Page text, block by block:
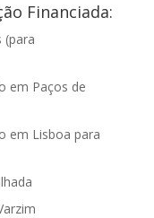
Financiada:
(para
em Paços de
em Lisboa para